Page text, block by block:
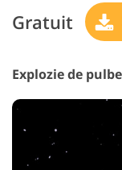
Gratuit